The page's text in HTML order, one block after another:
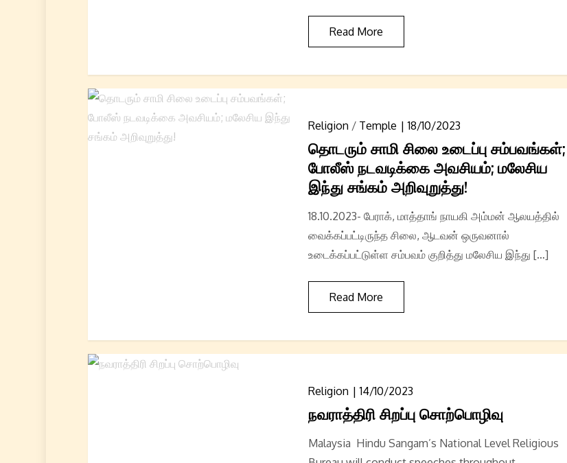
Read More
Religion / Temple 18/10/2023
தொடரும் சாமி சிலை உடைப்பு சம்பவங்கள்;
போலீஸ் நடவடிக்கை அவசியம்; மலேசிய
இந்து சங்கம் அறிவுறுத்து!
18.10.2023- பேராக், மாத்தாங் நாயகி அம்மன் ஆலயத்தில்
வைக்கப்பட்டிருந்த சிலை, ஆடவன் ஒருவனால்
உடைக்கப்பட்டுள்ள சம்பவம் குறித்து மலேசிய இந்து […]
Read More
Religion 14/10/2023
நவராத்திரி சிறப்பு சொற்பொழிவு
Malaysia Hindu Sangam’s National Level Religious